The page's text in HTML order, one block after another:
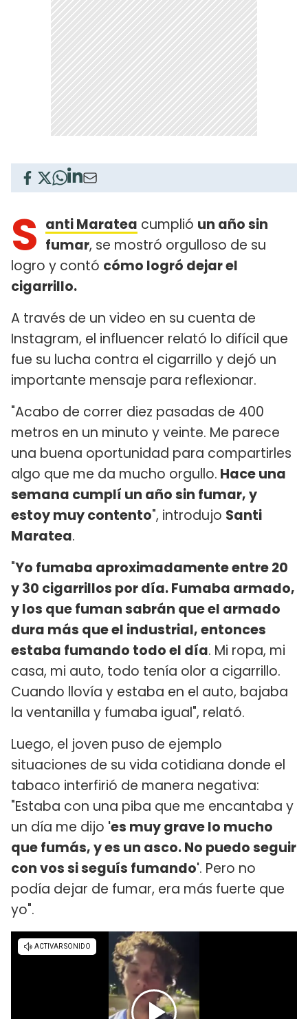
S anti Maratea cumplió un año sin
fumar, se mostró orgulloso de su
logro y contó cómo logró dejar el
cigarrillo.
A través de un video en su cuenta de
Instagram, el influencer relató lo difícil que
fue su lucha contra el cigarrillo y dejó un
importante mensaje para reflexionar.
"Acabo de correr diez pasadas de 400
metros en un minuto y veinte. Me parece
una buena oportunidad para compartirles
algo que me da mucho orgullo. Hace una
semana cumplí un año sin fumar, y
estoy muy contento", introdujo Santi
Maratea.
"Yo fumaba aproximadamente entre 20
y 30 cigarrillos por día. Fumaba armado,
y los que fuman sabrán que el armado
dura más que el industrial, entonces
estaba fumando todo el día. Mi ropa, mi
casa, mi auto, todo tenía olor a cigarrillo.
Cuando llovía y estaba en el auto, bajaba
la ventanilla y fumaba igual", relató.
Luego, el joven puso de ejemplo
situaciones de su vida cotidiana donde el
tabaco interfirió de manera negativa:
"Estaba con una piba que me encantaba y
un día me dijo 'es muy grave lo mucho
que fumás, y es un asco. No puedo seguir
con vos si seguís fumando'. Pero no
podía dejar de fumar, era más fuerte que
yo".